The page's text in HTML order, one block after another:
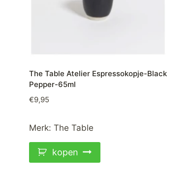
The Table Atelier Espressokopje-Black
Pepper-65ml
€9,95
Merk: The Table
kopen